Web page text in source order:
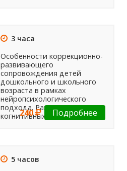
3 часа
Особенности коррекционно-
развивающего
сопровождения детей
дошкольного и школьного
возраста в рамках
нейропсихологического
подхода. Развитие
когнитивных...
240 Подробнее
5 часов